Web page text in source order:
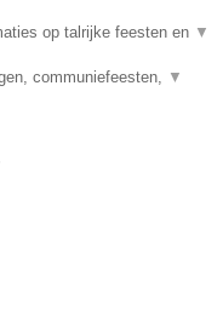
op talrijke feesten en ▼
communiefeesten, ▼